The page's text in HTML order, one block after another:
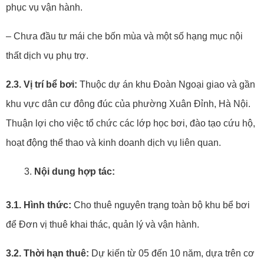
phục vụ vận hành.
– Chưa đầu tư mái che bốn mùa và một số hạng mục nội
thất dịch vụ phụ trợ.
2.3. Vị trí bể bơi: Thuộc dự án khu Đoàn Ngoại giao và gần
khu vực dân cư đông đúc của phường Xuân Đỉnh, Hà Nội.
Thuận lợi cho việc tổ chức các lớp học bơi, đào tạo cứu hộ,
hoạt động thể thao và kinh doanh dịch vụ liên quan.
Nội dung hợp tác:
3.1. Hình thức: Cho thuê nguyên trạng toàn bộ khu bể bơi
để Đơn vị thuê khai thác, quản lý và vận hành.
3.2. Thời hạn thuê: Dự kiến từ 05 đến 10 năm, dựa trên cơ